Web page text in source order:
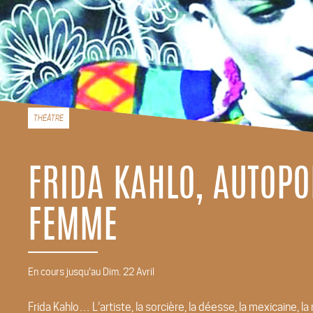
THÉÂTRE
FRIDA KAHLO,
FEMME
En cours jusqu'au Dim. 22 Avril
Frida Kahlo… L’artiste, la sorcière, la déesse, la mexicaine,